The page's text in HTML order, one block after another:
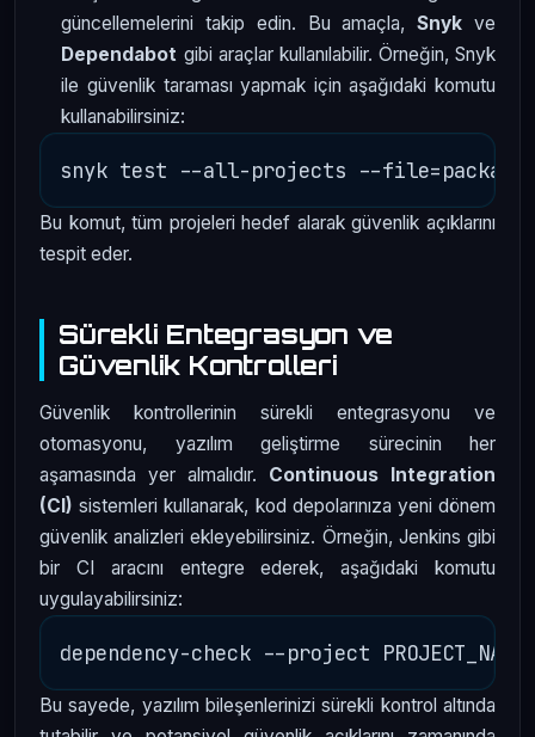
güncellemelerini takip edin. Bu amaçla,Snyk ve
Dependabot gibi araçlar kullanılabilir. Örneğin, Snyk
ile güvenlik taraması yapmak için aşağıdaki komutu
kullanabilirsiniz:
Bu komut, tüm projeleri hedef alarak güvenlik açıklarını
tespit eder.
Sürekli Entegrasyon ve
Güvenlik Kontrolleri
Güvenlik kontrollerinin sürekli entegrasyonu ve
otomasyonu, yazılım geliştirme sürecinin her
aşamasında yer almalıdır. Continuous Integration
(CI) sistemleri kullanarak, kod depolarınıza yeni dönem
güvenlik analizleri ekleyebilirsiniz. Örneğin, Jenkins gibi
bir CI aracını entegre ederek, aşağıdaki komutu
uygulayabilirsiniz:
Bu sayede, yazılım bileşenlerinizi sürekli kontrol altında